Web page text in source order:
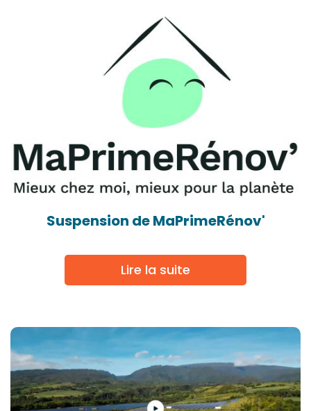
Suspension de MaPrimeRénov'
Lire la suite